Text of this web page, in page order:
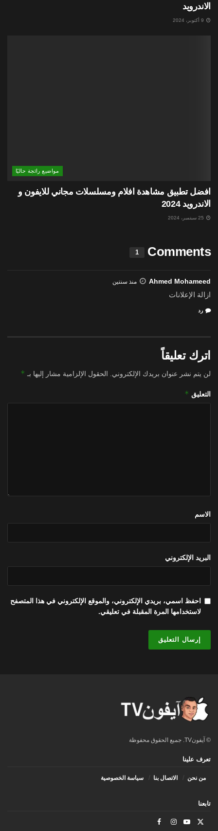
الاندرويد
مواضيع رائجة حاليًا
افضل تطبيق مشاهدة افلام ومسلسلات مجاني للايفون و
الاندرويد 2024
Comments
1
Ahmed Mohameed منذ سنتين
ازالة الإعلانات
رد
اترك تعليقاً
لن يتم نشر عنوان بريدك الإلكتروني. الحقول الإلزامية مشار إليها بـ *
التعليق *
الاسم
البريد الإلكتروني
احفظ اسمي، بريدي الإلكتروني، والموقع الإلكتروني في هذا المتصفح
لاستخدامها المرة المقبلة في تعليقي.
© آيفونTV. جميع الحقوق محفوظة
تعرف علينا
من نحن الاتصال بنا سياسة الخصوصية
تابعنا